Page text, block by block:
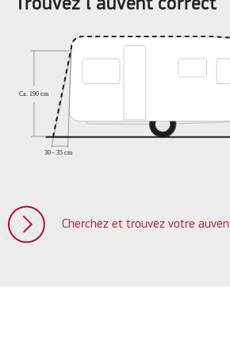
Cherchez et trouvez votre